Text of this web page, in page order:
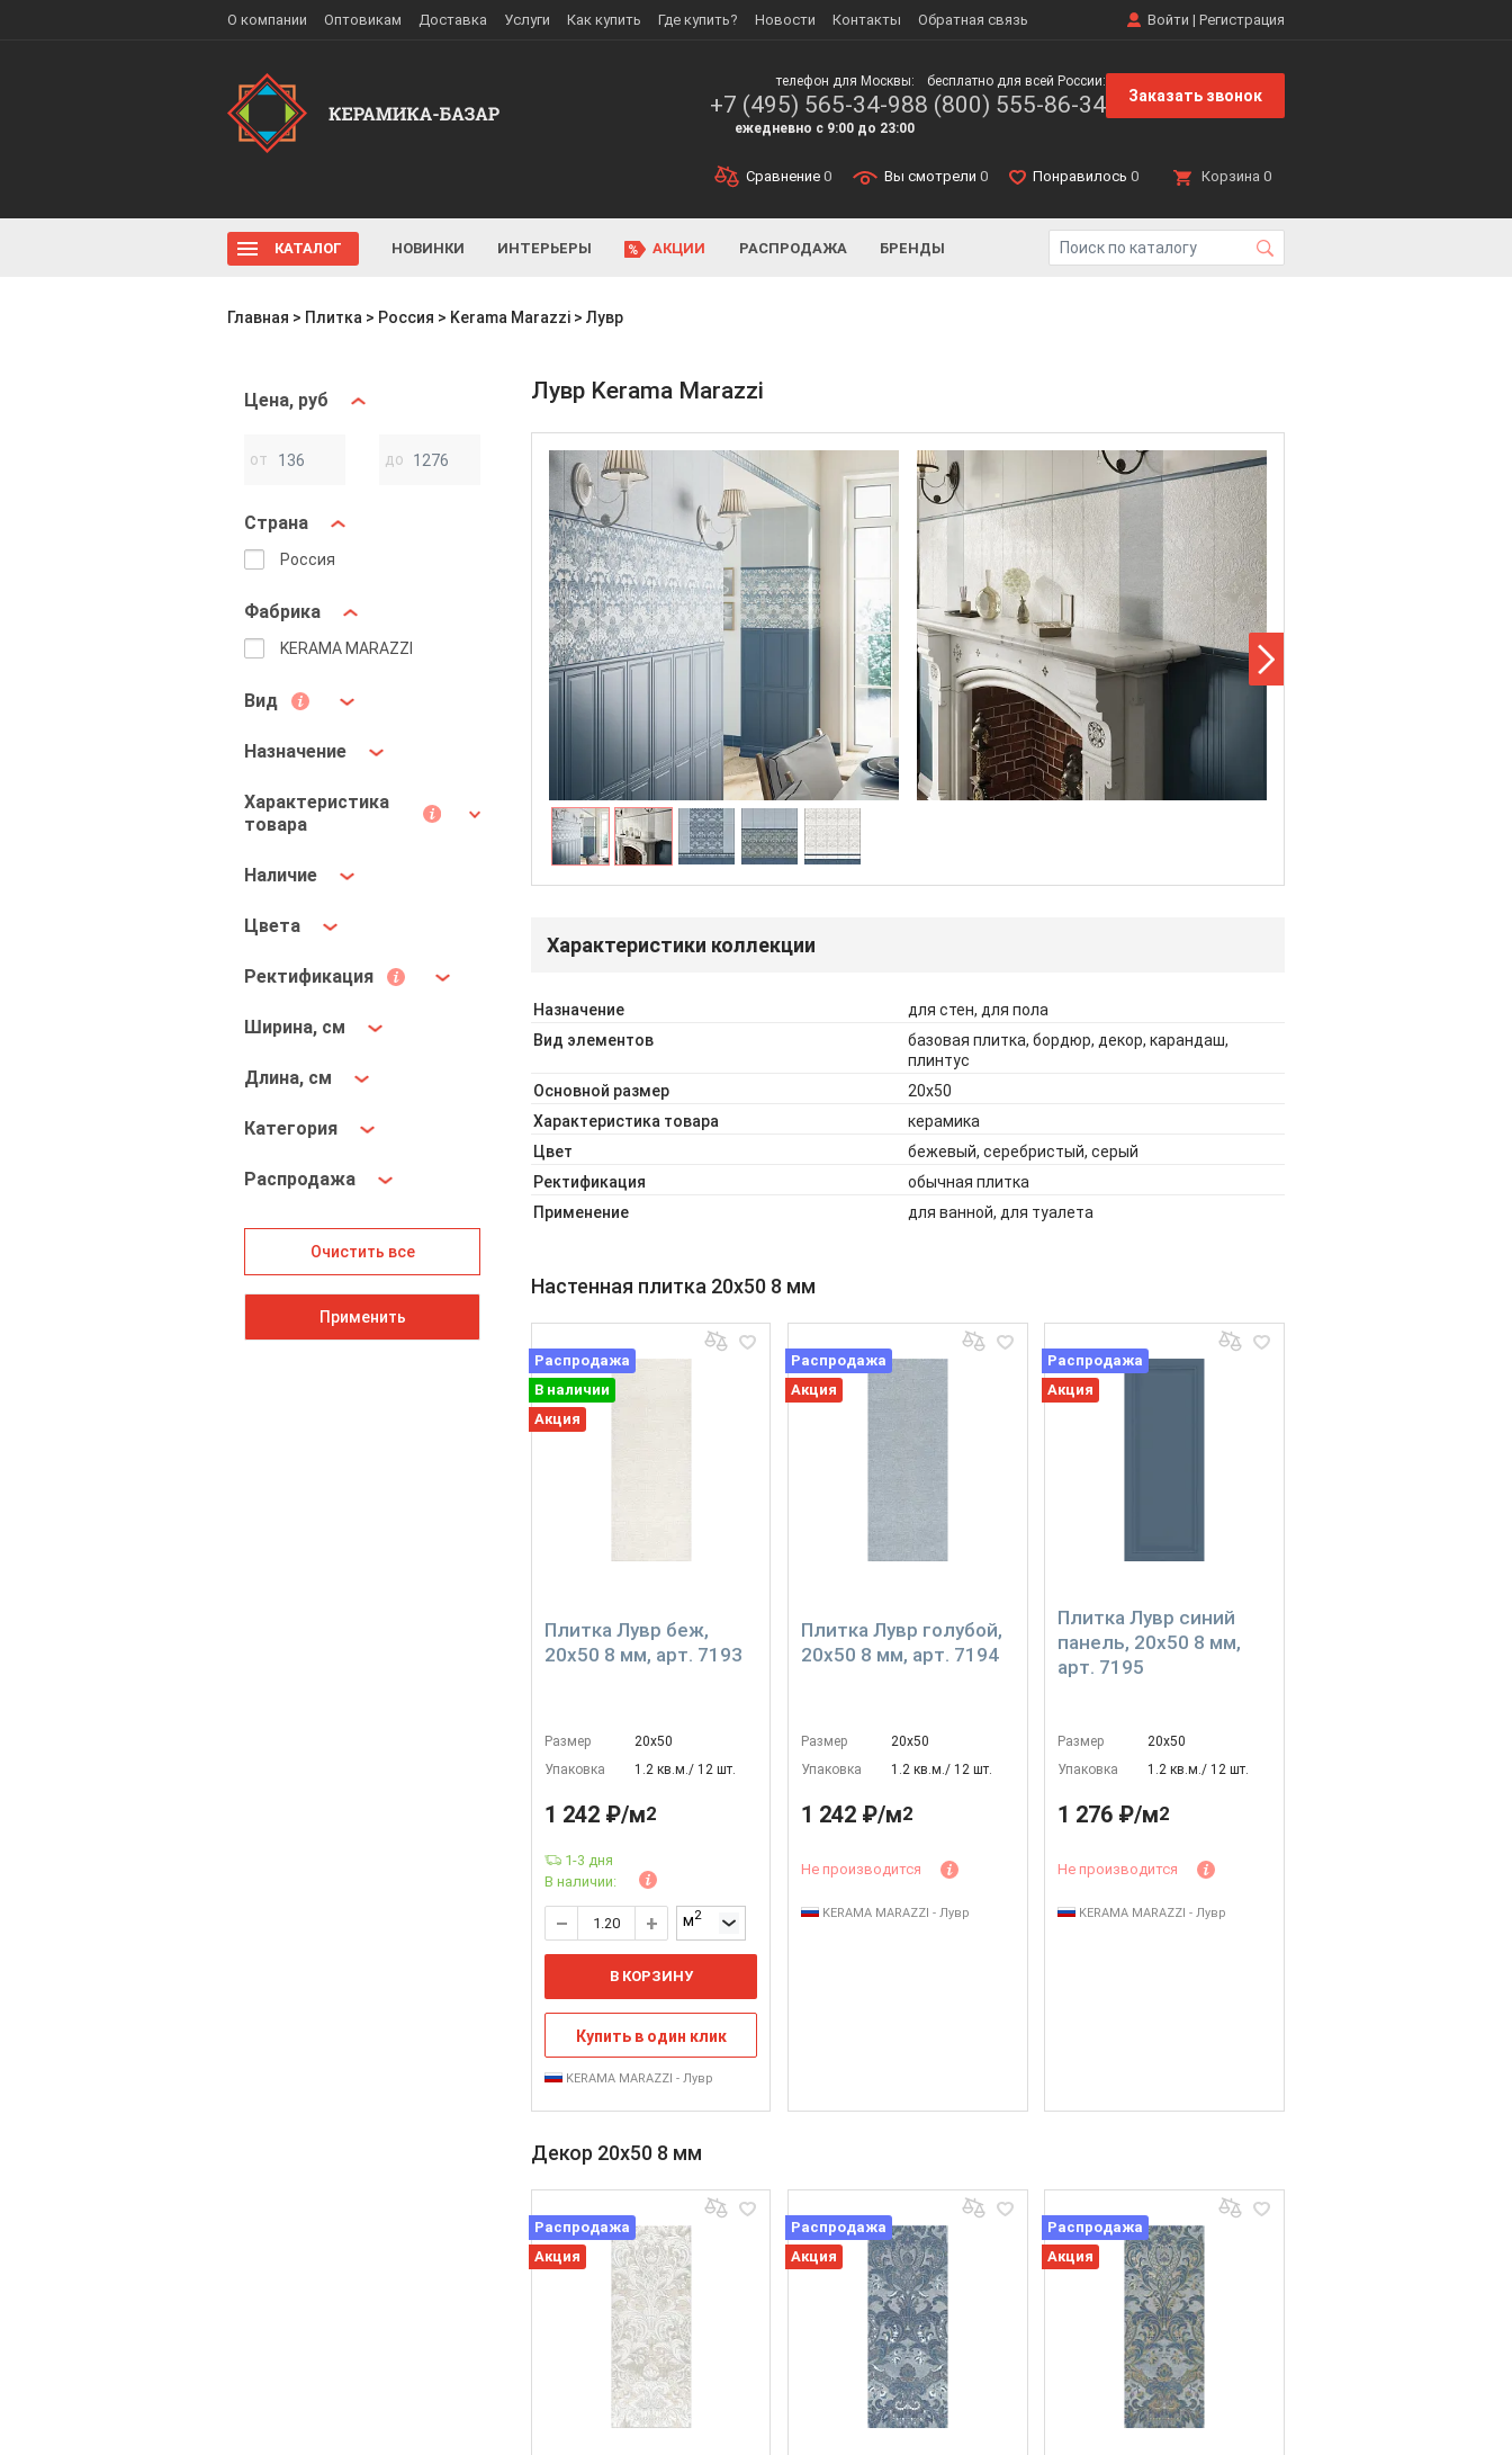
Войти | Регистрация
О компании Оптовикам Доставка Услуги Как купить Где купить? Новости Контакты Обратная связь
телефон для Москвы:
+7 (495) 565-34-98
ежедневно с 9:00 до 23:00
бесплатно для всей России:
8 (800) 555-86-34 Заказать звонок
Сравнение 0 Вы смотрели 0 Понравилось 0 Корзина 0
КАТАЛОГ НОВИНКИ ИНТЕРЬЕРЫ АКЦИИ РАСПРОДАЖА БРЕНДЫ
Главная > Плитка > Россия > Kerama Marazzi > Лувр
Цена, руб
Страна
Россия
Фабрика
KERAMA MARAZZI
Вид
Назначение
Характеристика
товара
Наличие
Цвета
Ректификация
Ширина, см
Длина, см
Категория
Распродажа
Очистить все
Применить
Лувр Kerama Marazzi
Характеристики коллекции
Назначение
для стен, для пола
Вид элементов
базовая плитка, бордюр, декор, карандаш,
плинтус
Основной размер
20x50
Характеристика товара
керамика
Цвет
бежевый, серебристый, серый
Ректификация
обычная плитка
Применение
для ванной, для туалета
Настенная плитка 20x50 8 мм
Плитка Лувр беж,
20x50 8 мм, арт. 7193
Размер
20х50
Упаковка
1.2 кв.м./ 12 шт.
Распродажа
В наличии
Акция
1 242 ₽/м2
1-3 дня
В наличии:
м2
В КОРЗИНУ
Купить в один клик
KERAMA MARAZZI - Лувр
Плитка Лувр голубой,
20x50 8 мм, арт. 7194
Размер
20х50
Упаковка
1.2 кв.м./ 12 шт.
Распродажа
Акция
1 242 ₽/м2
Не производится
KERAMA MARAZZI - Лувр
Плитка Лувр синий
панель, 20x50 8 мм,
арт. 7195
Размер
20х50
Упаковка
1.2 кв.м./ 12 шт.
Распродажа
Акция
1 276 ₽/м2
Не производится
KERAMA MARAZZI - Лувр
Декор 20x50 8 мм
Распродажа
Акция
Распродажа
Акция
Распродажа
Акция